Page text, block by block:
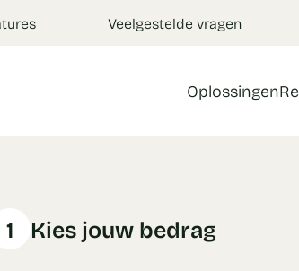
Veelgestelde vragen
Oplossingen
1 Kies jouw bedrag